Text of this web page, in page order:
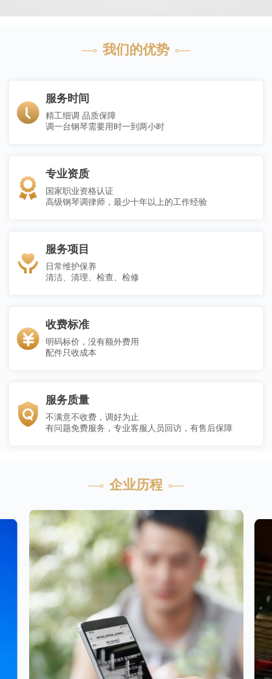
我们的优势
服务时间
精工细调 品质保障
调一台钢琴需要用时一到两小时
专业资质
国家职业资格认证
高级钢琴调律师，最少十年以上的工作经验
服务项目
日常维护保养
清洁、清理、检查、检修
收费标准
明码标价，没有额外费用
配件只收成本
服务质量
不满意不收费，调好为止
有问题免费服务，专业客服人员回访，有售后保障
企业历程